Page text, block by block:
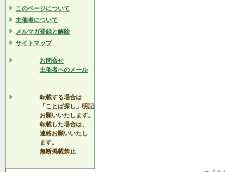
このページについて
主催者について
メルマガ登録と解除
サイトマップ
お問合せ
主催者へのメール
転載する場合は
「ことば探し」明記
お願いいたします。
転載した場合は、
連絡お願いいたし
ます。
無断掲載禁止